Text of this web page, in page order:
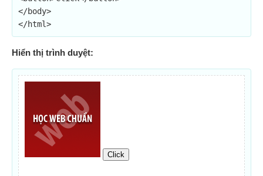
</body>
</html>
Hiển thị trình duyệt: